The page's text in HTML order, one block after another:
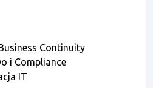
Continuity
i Compliance
IT